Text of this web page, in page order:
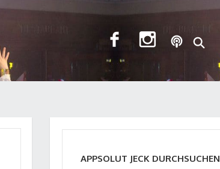
APPSOLUT JECK DURCHSUCHEN